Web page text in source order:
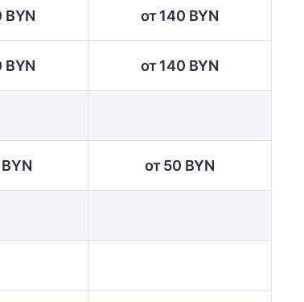
BYN от 140 BYN
BYN от 140 BYN
от 50 BYN